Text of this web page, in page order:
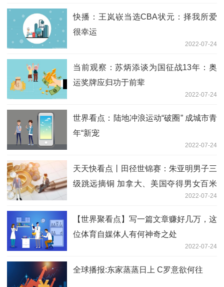
快播：王岚嵚当选CBA状元：择我所爱
很幸运
2022-07-24
当前观察：苏炳添谈为国征战13年：奥
运奖牌应归功于前辈
2022-07-24
世界看点：陆地冲浪运动“破圈” 成城市青
年“新宠
2022-07-24
天天快看点丨田径世锦赛：朱亚明男子三
级跳远摘铜 加拿大、美国夺得男女百米
2022-07-24
【世界聚看点】写一篇文章赚好几万，这
位体育自媒体人有何神奇之处
2022-07-24
全球播报:东家蒸蒸日上 C罗意欲何往